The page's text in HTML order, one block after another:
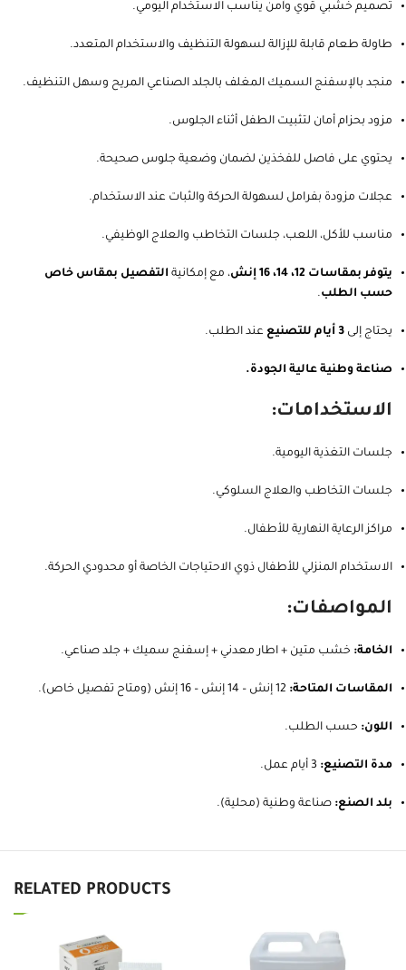
تصميم خشبي قوي وآمن يناسب الاستخدام اليومي.
طاولة طعام قابلة للإزالة لسهولة التنظيف والاستخدام المتعدد.
منجد بالإسفنج السميك المغلف بالجلد الصناعي المريح وسهل التنظيف.
مزود بحزام أمان لتثبيت الطفل أثناء الجلوس.
يحتوي على فاصل للفخذين لضمان وضعية جلوس صحيحة.
عجلات مزودة بفرامل لسهولة الحركة والثبات عند الاستخدام.
مناسب للأكل، اللعب، جلسات التخاطب والعلاج الوظيفي.
يتوفر بمقاسات 12، 14، 16 إنش ، مع إمكانية التفصيل بمقاس خاص
حسب الطلب.
يحتاج إلى 3 أيام للتصنيع عند الطلب.
صناعة وطنية عالية الجودة.
الاستخدامات:
جلسات التغذية اليومية.
جلسات التخاطب والعلاج السلوكي.
مراكز الرعاية النهارية للأطفال.
الاستخدام المنزلي للأطفال ذوي الاحتياجات الخاصة أو محدودي الحركة.
المواصفات:
الخامة: خشب متين + اطار معدني + إسفنج سميك + جلد صناعي.
المقاسات المتاحة:
اللون: حسب الطلب.
مدة التصنيع:
بلد الصنع: صناعة وطنية (محلية).
RELATED PRODUCTS